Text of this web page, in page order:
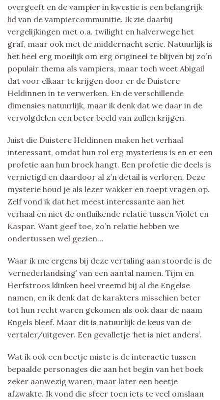
overgeeft en de vampier in kwestie is een belangrijk
lid van de vampiercommunitie. Ik zie daarbij
vergelijkingen met o.a. twilight en halverwege het
graf, maar ook met de middernacht serie. Natuurlijk is
het heel erg moeilijk om erg origineel te blijven bij zo’n
populair thema als vampiers, maar toch weet Abigail
dat voor elkaar te krijgen door er de Duistere
Heldinnen in te verwerken. En de verschillende
dimensies natuurlijk, maar ik denk dat we daar in de
vervolgdelen een beter beeld van zullen krijgen.
Juist die Duistere Heldinnen maken het verhaal
interessant, omdat hun rol erg mysterieus is en er een
profetie aan hun broek hangt. Een profetie die deels is
vernietigd en daardoor al z’n detail is verloren. Deze
mysterie houd je als lezer wakker en roept vragen op.
Zelf vond ik dat het meest interessante aan het
verhaal en niet de ontluikende relatie tussen Violet en
Kaspar. Want geef toe, zo’n relatie hebben we
ondertussen wel gezien…
Waar ik me ergens bij deze vertaling aan stoorde is de
‘vernederlandsing’ van een aantal namen. Tijm en
Herfstroos klinken heel vreemd bij al die Engelse
namen, en ik denk dat de karakters misschien beter
tot hun recht waren gekomen als ook daar de naam
Engels bleef. Maar dit is natuurlijk de keus van de
vertaler/uitgever. Een gevalletje ‘het is niet anders’.
Wat ik ook een beetje miste is de interactie tussen
bepaalde personages die aan het begin van het boek
zeker aanwezig waren, maar later een beetje
afzwakte. Ik vond die sfeer toen iets te veel omslaan